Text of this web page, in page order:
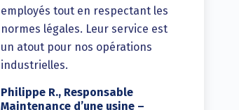
employés tout en respectant les
normes légales. Leur service est
un atout pour nos opérations
industrielles.
Philippe R., Responsable
Maintenance d’une usine –